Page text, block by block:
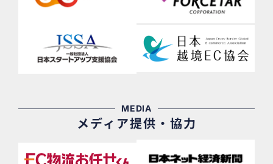
MEDIA
メディア提供・協力